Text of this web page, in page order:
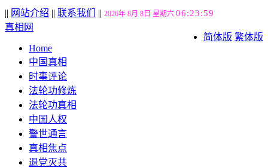
|| 网站介绍 || 联系我们 || 2026年 8月 8日 星期六 06:24:00
简体版 繁体版
真相网
Home
中国真相
时事评论
法轮功修炼
法轮功真相
中国人权
警世通言
真相焦点
退党灭共